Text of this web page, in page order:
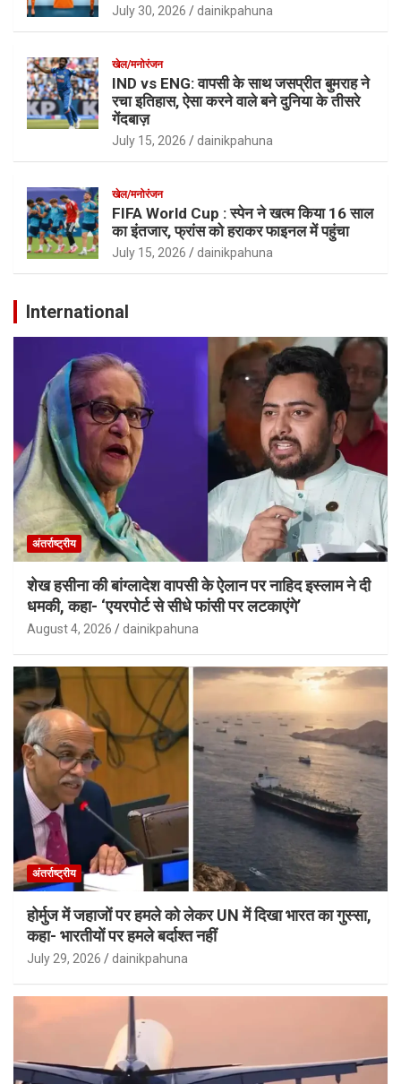
July 30, 2026 dainikpahuna
खेल/मनोरंजन
IND vs ENG: वापसी के साथ जसप्रीत बुमराह ने
रचा इतिहास, ऐसा करने वाले बने दुनिया के तीसरे
गेंदबाज़
July 15, 2026 dainikpahuna
खेल/मनोरंजन
FIFA World Cup : स्पेन ने खत्म किया 16 साल
का इंतजार, फ्रांस को हराकर फाइनल में पहुंचा
July 15, 2026 dainikpahuna
International
अंतर्राष्ट्रीय
शेख हसीना की बांग्लादेश वापसी के ऐलान पर नाहिद इस्लाम ने दी
धमकी, कहा- ‘एयरपोर्ट से सीधे फांसी पर लटकाएंगे’
August 4, 2026 dainikpahuna
अंतर्राष्ट्रीय
होर्मुज में जहाजों पर हमले को लेकर UN में दिखा भारत का गुस्सा,
कहा- भारतीयों पर हमले बर्दाश्त नहीं
July 29, 2026 dainikpahuna